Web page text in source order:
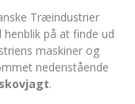
Træindustrier
på at finde ud
maskiner og
nedenstående
.